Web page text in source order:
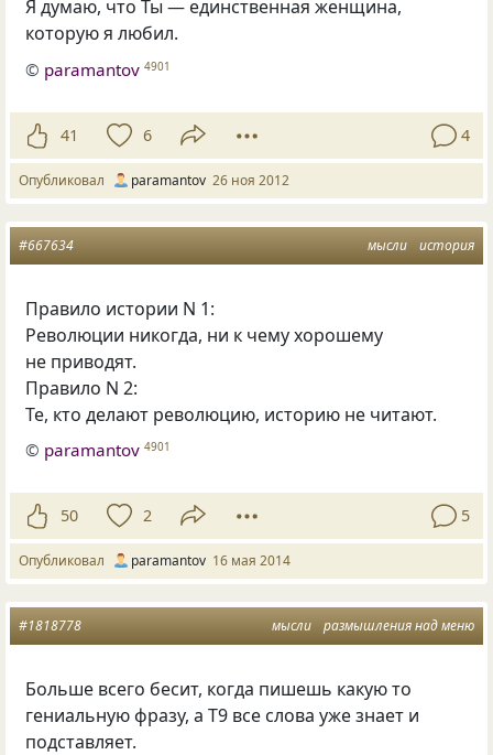
Я думаю, что Ты — единственная женщина,
которую я любил.
© paramantov 4901
41 6 4
Опубликовал paramantov 26 ноя 2012
мысли история
#667634
Правило истории N 1:
Революции никогда, ни к чему хорошему
не приводят.
Правило N 2:
Те, кто делают революцию, историю не читают.
© paramantov 4901
50 2 5
Опубликовал paramantov 16 мая 2014
мысли размышления над меню
#1818778
Больше всего бесит, когда пишешь какую то
гениальную фразу, а Т9 все слова уже знает и
подставляет.